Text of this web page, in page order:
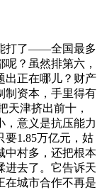
打了——全国最多
？虽然排第六，
出正在哪儿？财产
制资本，手里得有
天津挤出前十，
，意义是抗压能力
要1.85万亿元，姑
中村多，还把根本
进去了。它告诉天
在城市合作不再是